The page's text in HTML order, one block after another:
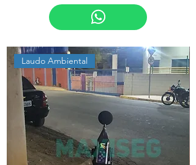
Laudo Ambiental